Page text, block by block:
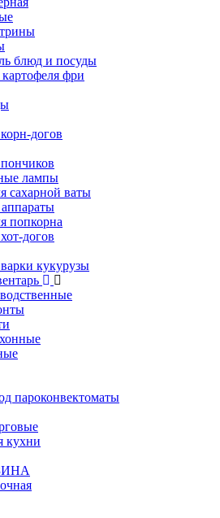
блюд и посуды
фри
догов
лампы
сахарной ваты
попкорна
догов
кукурузы
пароконвектоматы
кухни